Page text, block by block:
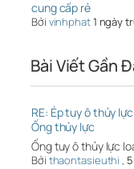
cung cấp rẻ
Bởi vinhphat1 ngày
Bài Viết Gần
RE: Ép tuy ô thủy
Ống thủy lực
Ống tuy ô thủy lực
Bởi thaontasieuthi ,